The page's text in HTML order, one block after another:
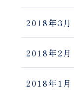
2018年3月
2018年2月
2018年1月